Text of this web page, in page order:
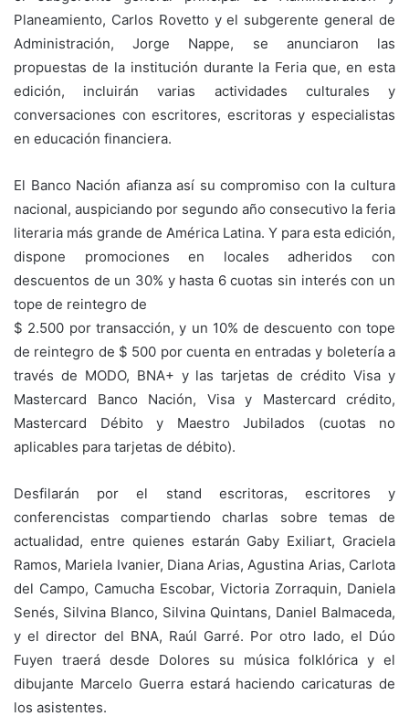
Planeamiento, Carlos Rovetto y el subgerente general de
Administración, Jorge Nappe, se anunciaron las
propuestas de la institución durante la Feria que, en esta
edición, incluirán varias actividades culturales y
conversaciones con escritores, escritoras y especialistas
en educación financiera.
El Banco Nación afianza así su compromiso con la cultura
nacional, auspiciando por segundo año consecutivo la feria
literaria más grande de América Latina. Y para esta edición,
dispone promociones en locales adheridos con
descuentos de un 30% y hasta 6 cuotas sin interés con un
tope de reintegro de
$ 2.500 por transacción, y un 10% de descuento con tope
de reintegro de $ 500 por cuenta en entradas y boletería a
través de MODO, BNA+ y las tarjetas de crédito Visa y
Mastercard Banco Nación, Visa y Mastercard crédito,
Mastercard Débito y Maestro Jubilados (cuotas no
aplicables para tarjetas de débito).
Desfilarán por el stand escritoras, escritores y
conferencistas compartiendo charlas sobre temas de
actualidad, entre quienes estarán Gaby Exiliart, Graciela
Ramos, Mariela Ivanier, Diana Arias, Agustina Arias, Carlota
del Campo, Camucha Escobar, Victoria Zorraquin, Daniela
Senés, Silvina Blanco, Silvina Quintans, Daniel Balmaceda,
y el director del BNA, Raúl Garré. Por otro lado, el Dúo
Fuyen traerá desde Dolores su música folklórica y el
dibujante Marcelo Guerra estará haciendo caricaturas de
los asistentes.